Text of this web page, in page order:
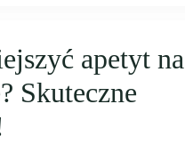
apetyt na
Skuteczne